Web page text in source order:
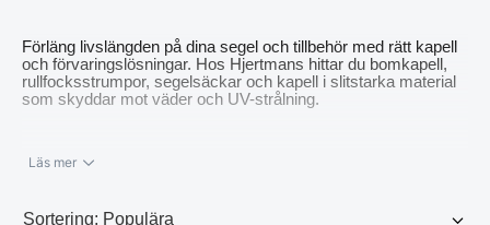
Förläng livslängden på dina segel och tillbehör med rätt kapell
och förvaringslösningar. Hos Hjertmans hittar du bomkapell,
rullfocksstrumpor, segelsäckar och kapell i slitstarka material
som skyddar mot väder och UV-strålning.
Läs mer